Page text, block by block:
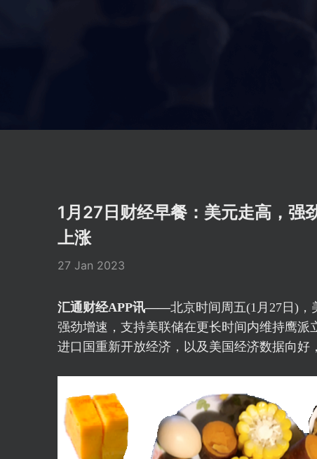
1月27日财经早餐：美元走高，强
上涨
27 Jan 2023
汇通财经APP讯——北京时间周五(1月27日)
强劲增速，支持美联储在更长时间内维持鹰
进口国重新开放经济，以及美国经济数据向好